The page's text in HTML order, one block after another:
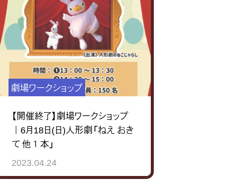
劇場ワークショップ
【開催終了】劇場ワークショップ
｜6月18日(日)人形劇「ねえ おき
て 他１本」
2023.04.24